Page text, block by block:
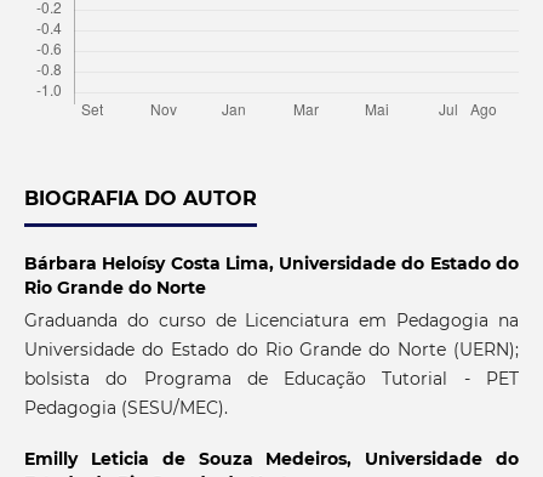
BIOGRAFIA DO AUTOR
Bárbara Heloísy Costa Lima, Universidade do Estado do
Rio Grande do Norte
Graduanda do curso de Licenciatura em Pedagogia na
Universidade do Estado do Rio Grande do Norte (UERN);
bolsista do Programa de Educação Tutorial - PET
Pedagogia (SESU/MEC).
Emilly Leticia de Souza Medeiros, Universidade do